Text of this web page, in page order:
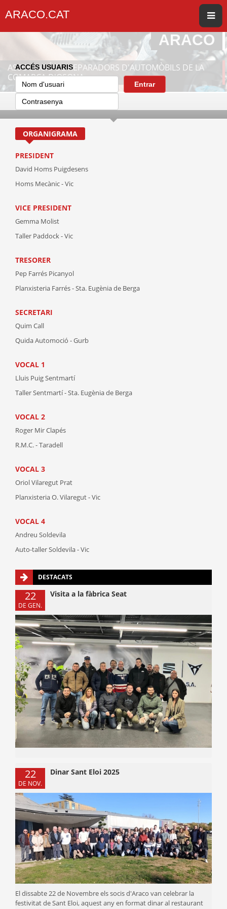
ACCÉS USUARIS
Entrar
ARACO
ASSOCIACIÓ DE REPARADORS D'AUTOMÒBILS DE LA
COMARCA D'OSONA
ARACO.CAT
ORGANIGRAMA
PRESIDENT
David Homs Puigdesens
Homs Mecànic - Vic
VICE PRESIDENT
Gemma Molist
Taller Paddock - Vic
TRESORER
Pep Farrés Picanyol
Planxisteria Farrés - Sta. Eugènia de Berga
SECRETARI
Quim Call
Quida Automoció - Gurb
VOCAL 1
Lluis Puig Sentmartí
Taller Sentmartí - Sta. Eugènia de Berga
VOCAL 2
Roger Mir Clapés
R.M.C. - Taradell
VOCAL 3
Oriol Vilaregut Prat
Planxisteria O. Vilaregut - Vic
VOCAL 4
Andreu Soldevila
Auto-taller Soldevila - Vic
DESTACATS
22
DE GEN.
Visita a la fàbrica Seat
22
DE NOV.
Dinar Sant Eloi 2025
El dissabte 22 de Novembre els socis d'Araco van celebrar la
festivitat de Sant Eloi, aquest any en format dinar al restaurant